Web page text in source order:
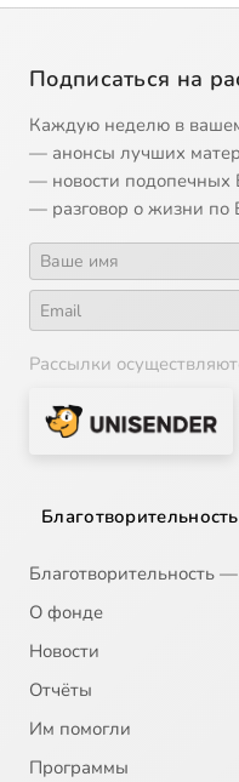
Подписаться на
Каждую неделю в
— анонсы лучших
— новости подопечных
— разговор о жизни по
Рассылки
Благотворительность
Благотворительность
О фонде
Новости
Отчёты
Им помогли
Программы